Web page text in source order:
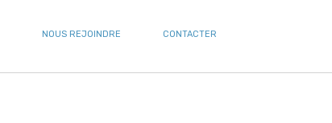
NOUS REJOINDRE CONTACTER